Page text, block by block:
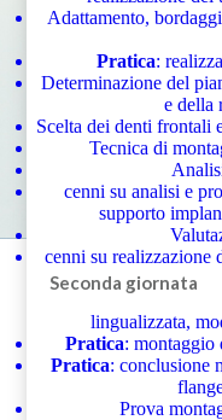
Adattamento,
Pratica:
Determinazione del
e della
Scelta dei denti frontali
Tecnica di
cenni su analisi e
supporto
cenni su realizzazione
Seconda giornata
lingualizzata,
Pratica: montaggio
Pratica: conclusione
Prova